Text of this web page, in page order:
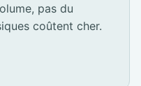
pas du
coûtent cher.